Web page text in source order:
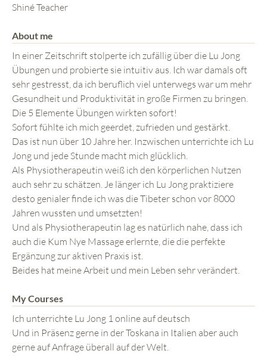
Shiné Teacher
About me
In einer Zeitschrift stolperte ich zufällig über die Lu Jong
Übungen und probierte sie intuitiv aus. Ich war damals oft
sehr gestresst, da ich beruflich viel unterwegs war um mehr
Gesundheit und Produktivität in große Firmen zu bringen.
Die 5 Elemente Übungen wirkten sofort!
Sofort fühlte ich mich geerdet, zufrieden und gestärkt.
Das ist nun über 10 Jahre her. Inzwischen unterrichte ich Lu
Jong und jede Stunde macht mich glücklich.
Als Physiotherapeutin weiß ich den körperlichen Nutzen
auch sehr zu schätzen. Je länger ich Lu Jong praktiziere
desto genialer finde ich was die Tibeter schon vor 8000
Jahren wussten und umsetzten!
Und als Physiotherapeutin lag es natürlich nahe, dass ich
auch die Kum Nye Massage erlernte, die die perfekte
Ergänzung zur aktiven Praxis ist.
Beides hat meine Arbeit und mein Leben sehr verändert.
My Courses
Ich unterrichte Lu Jong 1 online auf deutsch
Und in Präsenz gerne in der Toskana in Italien aber auch
gerne auf Anfrage überall auf der Welt.